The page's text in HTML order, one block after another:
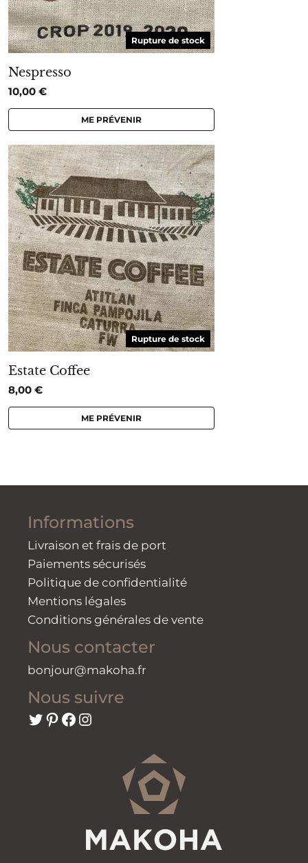
Rupture de stock
Nespresso
10,00 €
ME PRÉVENIR
Rupture de stock
Estate Coffee
8,00 €
ME PRÉVENIR
Informations
Livraison et frais de port
Paiements sécurisés
Politique de confidentialité
Mentions légales
Conditions générales de vente
Nous contacter
bonjour@makoha.fr
Nous suivre
Twitter
Pinterest
Facebook
Instagram